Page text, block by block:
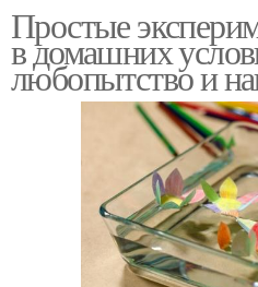
Простые
в домашних
любопытство и